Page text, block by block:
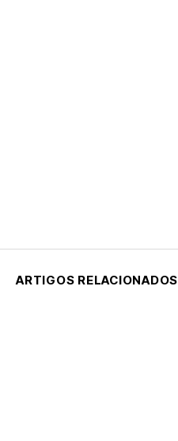
ARTIGOS RELACIONADOS